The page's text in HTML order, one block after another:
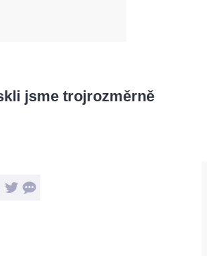
jsme trojrozměrně